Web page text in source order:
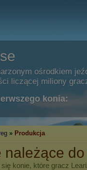
ośrodkiem
liczącej miliony
konia:
» Produkcja
należące
konie, które gracz